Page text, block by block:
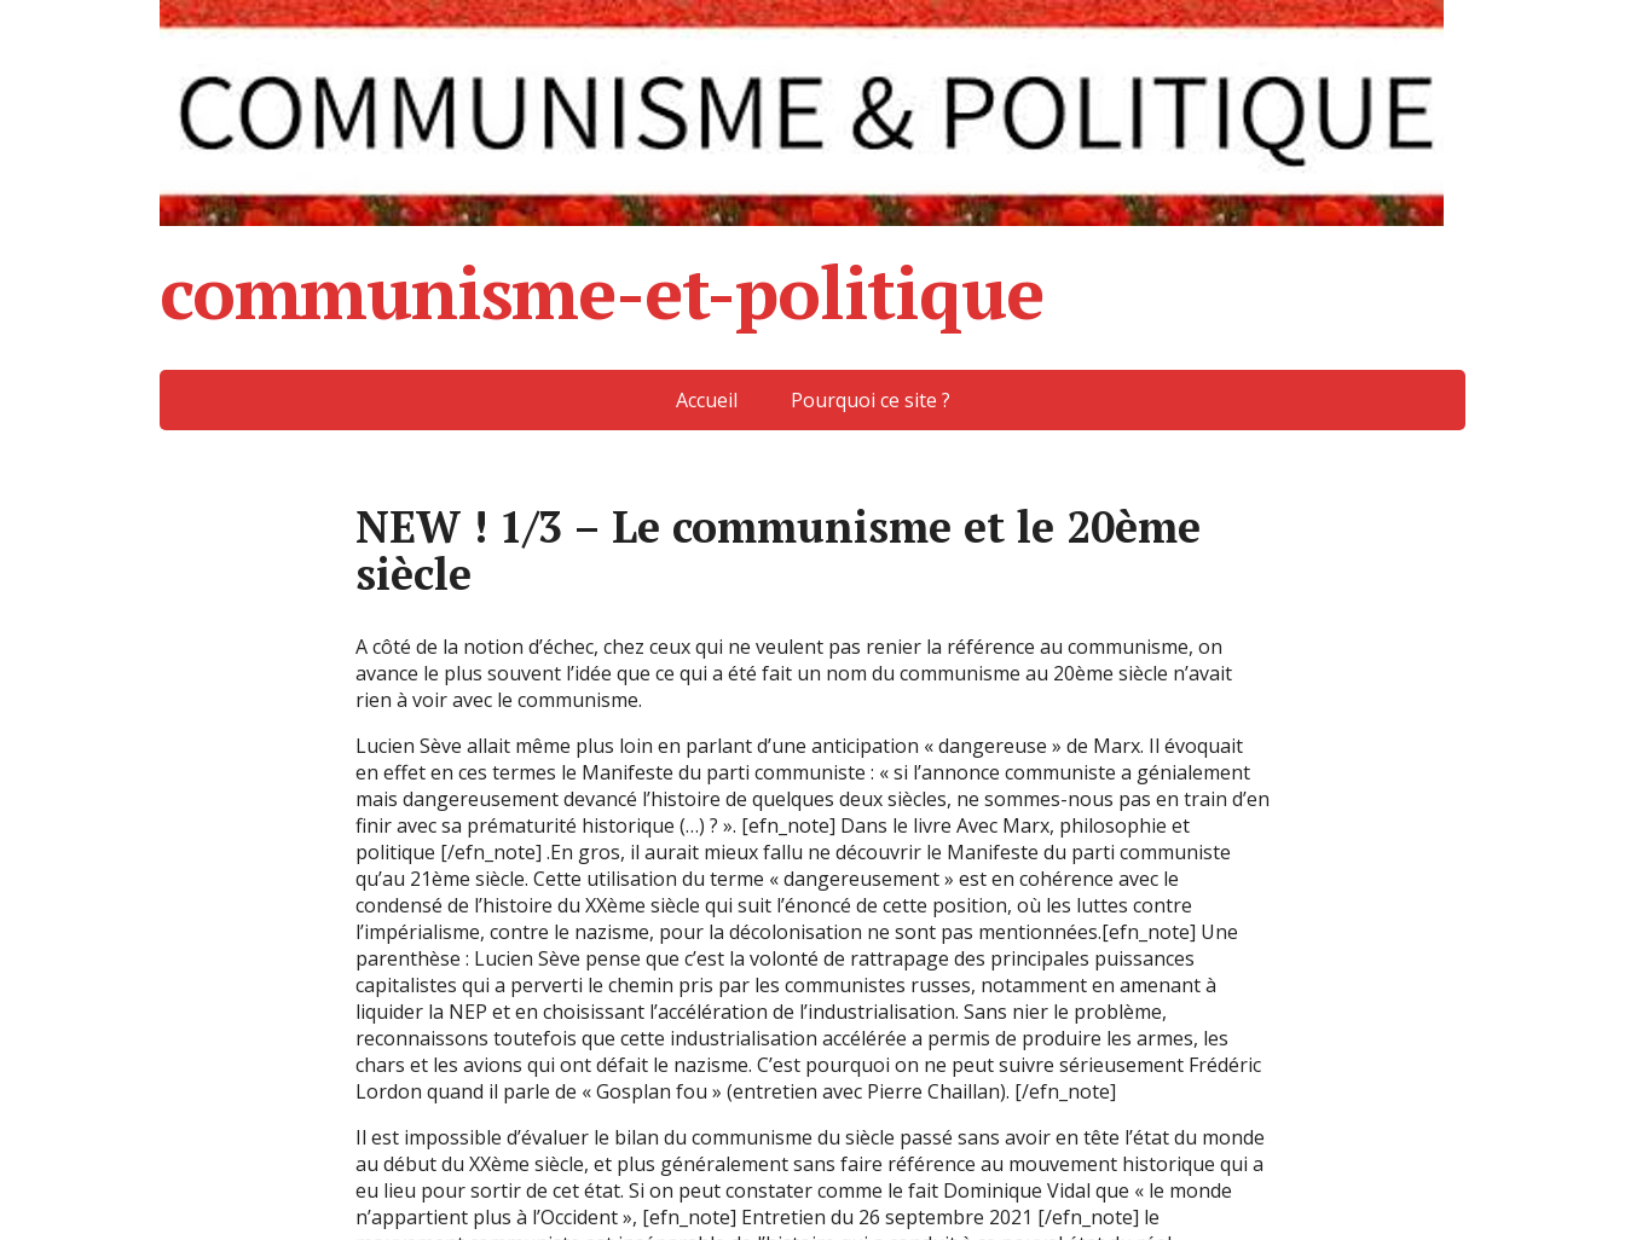
communisme-et-politique
Accueil Pourquoi ce site ?
NEW ! 1/3 – Le communisme et le 20ème
siècle
A côté de la notion d’échec, chez ceux qui ne veulent pas renier la référence au communisme, on
avance le plus souvent l’idée que ce qui a été fait un nom du communisme au 20ème siècle n’avait
rien à voir avec le communisme.
Lucien Sève allait même plus loin en parlant d’une anticipation « dangereuse » de Marx. Il évoquait
en effet en ces termes le Manifeste du parti communiste : « si l’annonce communiste a génialement
mais dangereusement devancé l’histoire de quelques deux siècles, ne sommes-nous pas en train d’en
finir avec sa prématurité historique (…) ? ». [efn_note] Dans le livre Avec Marx, philosophie et
politique [/efn_note] .En gros, il aurait mieux fallu ne découvrir le Manifeste du parti communiste
qu’au 21ème siècle. Cette utilisation du terme « dangereusement » est en cohérence avec le
condensé de l’histoire du XXème siècle qui suit l’énoncé de cette position, où les luttes contre
l’impérialisme, contre le nazisme, pour la décolonisation ne sont pas mentionnées.[efn_note] Une
parenthèse : Lucien Sève pense que c’est la volonté de rattrapage des principales puissances
capitalistes qui a perverti le chemin pris par les communistes russes, notamment en amenant à
liquider la NEP et en choisissant l’accélération de l’industrialisation. Sans nier le problème,
reconnaissons toutefois que cette industrialisation accélérée a permis de produire les armes, les
chars et les avions qui ont défait le nazisme. C’est pourquoi on ne peut suivre sérieusement Frédéric
Lordon quand il parle de « Gosplan fou » (entretien avec Pierre Chaillan). [/efn_note]
Il est impossible d’évaluer le bilan du communisme du siècle passé sans avoir en tête l’état du monde
au début du XXème siècle, et plus généralement sans faire référence au mouvement historique qui a
eu lieu pour sortir de cet état. Si on peut constater comme le fait Dominique Vidal que « le monde
n’appartient plus à l’Occident », [efn_note] Entretien du 26 septembre 2021 [/efn_note] le